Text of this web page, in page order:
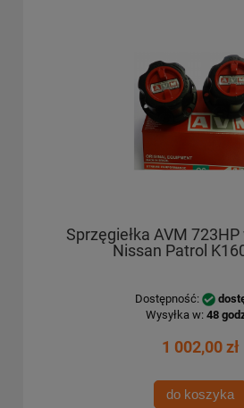
Sprzęgiełka AVM
Nissan Patrol
Dostępność:
Wysyłka w: 48
1 002,00 zł
do koszyka